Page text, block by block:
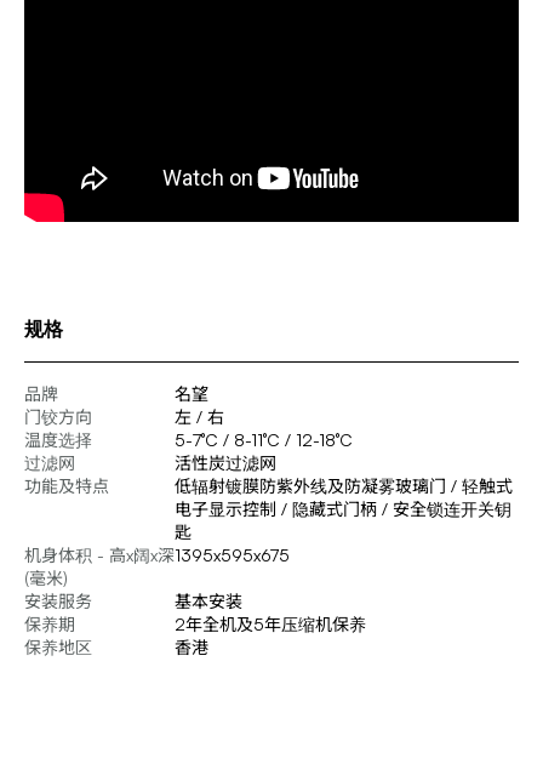
规格
品牌
名望
门铰方向
左 / 右
温度选择
5-7°C / 8-11°C / 12-18°C
过滤网
活性炭过滤网
功能及特点
低辐射镀膜防紫外线及防凝雾玻璃门 / 轻触式
电子显示控制 / 隐藏式门柄 / 安全锁连开关钥
匙
机身体积 - 高x阔x深
(毫米)
1395x595x675
安装服务
基本安装
保养期
2年全机及5年压缩机保养
保养地区
香港